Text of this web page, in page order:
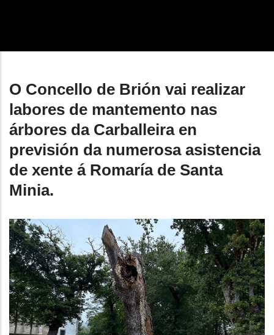
ayuda
la
navegación
O Concello de Brión vai realizar
labores de mantemento nas
árbores da Carballeira en
previsión da numerosa asistencia
de xente á Romaría de Santa
Minia.